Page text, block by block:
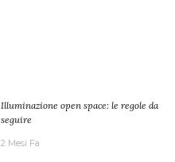
Illuminazione open space: le regole da
seguire
2 Mesi Fa